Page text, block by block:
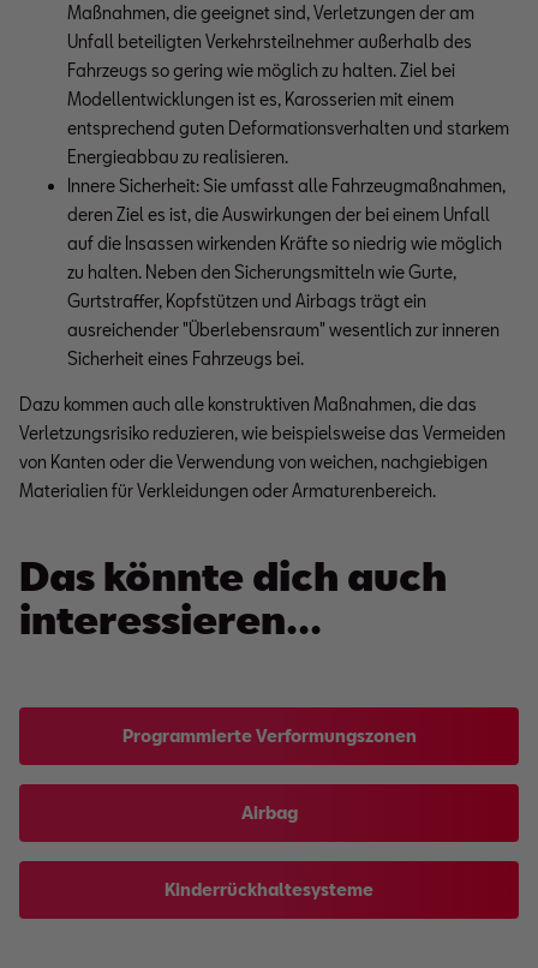
Maßnahmen, die geeignet sind, Verletzungen der am
Unfall beteiligten Verkehrsteilnehmer außerhalb des
Fahrzeugs so gering wie möglich zu halten. Ziel bei
Modellentwicklungen ist es, Karosserien mit einem
entsprechend guten Deformationsverhalten und starkem
Energieabbau zu realisieren.
Innere Sicherheit: Sie umfasst alle Fahrzeugmaßnahmen,
deren Ziel es ist, die Auswirkungen der bei einem Unfall
auf die Insassen wirkenden Kräfte so niedrig wie möglich
zu halten. Neben den Sicherungsmitteln wie Gurte,
Gurtstraffer, Kopfstützen und Airbags trägt ein
ausreichender "Überlebensraum" wesentlich zur inneren
Sicherheit eines Fahrzeugs bei.
Dazu kommen auch alle konstruktiven Maßnahmen, die das
Verletzungsrisiko reduzieren, wie beispielsweise das Vermeiden
von Kanten oder die Verwendung von weichen, nachgiebigen
Materialien für Verkleidungen oder Armaturenbereich.
Das könnte dich auch
interessieren...
Programmierte Verformungszonen
Airbag
Kinderrückhaltesysteme